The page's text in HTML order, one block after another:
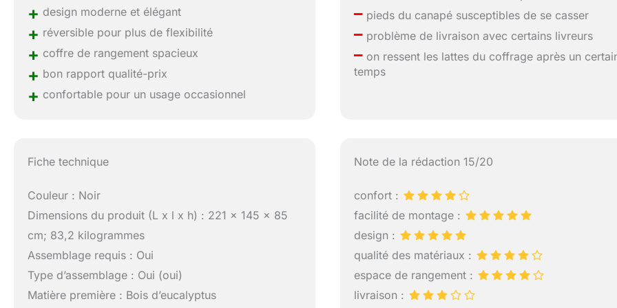
+ design moderne et élégant
+ réversible pour plus de flexibilité
+ coffre de rangement spacieux
+ bon rapport qualité-prix
+ confortable pour un usage occasionnel
– pieds du canapé susceptibles de se casser
– problème de livraison avec certains livreurs
– on ressent les lattes du coffrage après un
temps
Fiche technique
Couleur : Noir
Dimensions du produit (L x l x h) : 221 x 145 x 85
cm; 83,2 kilogrammes
Assemblage requis : Oui
Type d’assemblage : Oui (oui)
Matière première : Bois d’eucalyptus
Note de la rédaction 15/20
confort :
facilité de montage :
design :
qualité des matériaux :
espace de rangement :
livraison :